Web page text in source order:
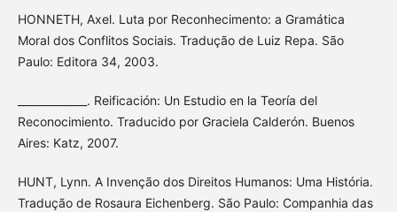
HONNETH, Axel. Luta por Reconhecimento: a Gramática
Moral dos Conflitos Sociais. Tradução de Luiz Repa. São
Paulo: Editora 34, 2003.
_____________. Reificación: Un Estudio en la Teoría del
Reconocimiento. Traducido por Graciela Calderón. Buenos
Aires: Katz, 2007.
HUNT, Lynn. A Invenção dos Direitos Humanos: Uma História.
Tradução de Rosaura Eichenberg. São Paulo: Companhia das